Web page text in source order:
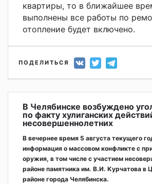
квартиры, то в ближайшее
выполнены все работы по
отопление будет включено.
ПОДЕЛИТЬСЯ
В Челябинске возбуждено
по факту хулиганских
несовершеннолетних
В вечернее время 5 августа текущего
информация о массовом конфликте с
оружия, в том числе с участием
районе памятника им. В.И. Курчатова в
районе города Челябинска.